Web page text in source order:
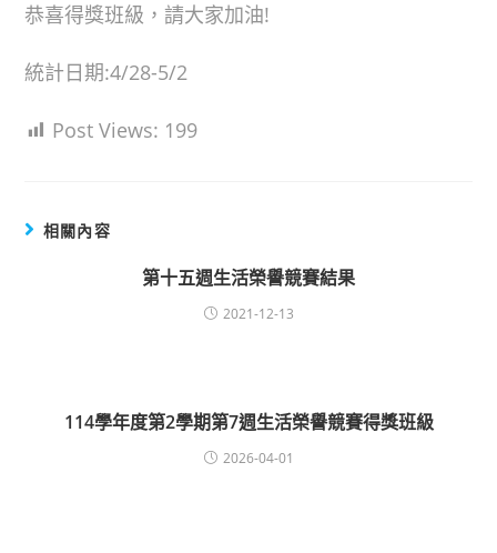
恭喜得獎班級，請大家加油!
統計日期:4/28-5/2
Post Views: 199
相關內容
第十五週生活榮譽競賽結果
2021-12-13
114學年度第2學期第7週生活榮譽競賽得獎班級
2026-04-01